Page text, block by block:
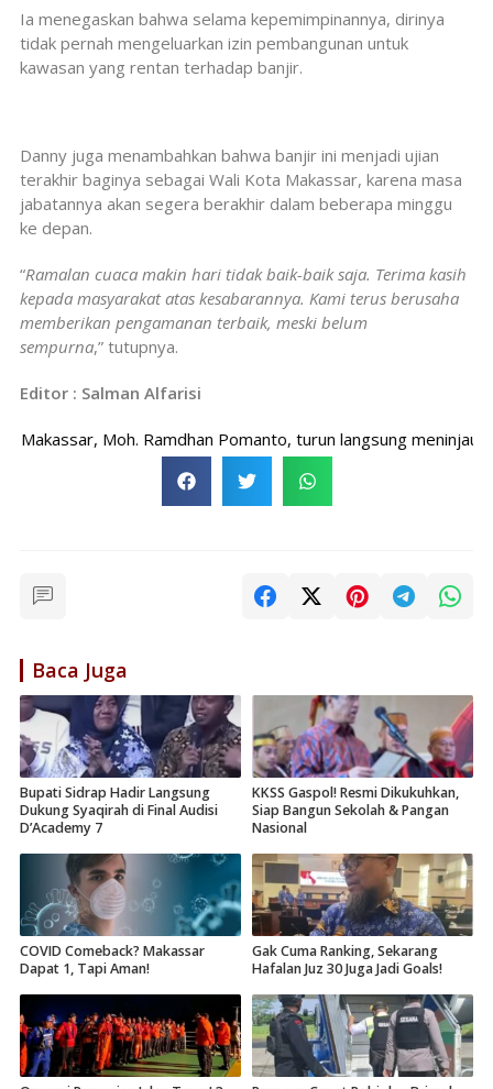
Ia menegaskan bahwa selama kepemimpinannya, dirinya
tidak pernah mengeluarkan izin pembangunan untuk
kawasan yang rentan terhadap banjir.
Danny juga menambahkan bahwa banjir ini menjadi ujian
terakhir baginya sebagai Wali Kota Makassar, karena masa
jabatannya akan segera berakhir dalam beberapa minggu
ke depan.
“Ramalan cuaca makin hari tidak baik-baik saja. Terima kasih
kepada masyarakat atas kesabarannya. Kami terus berusaha
memberikan pengamanan terbaik, meski belum
sempurna,” tutupnya.
Editor : Salman Alfarisi
Moh. Ramdhan Pomanto, turun langsung meninjau
Baca Juga
Bupati Sidrap Hadir Langsung
Dukung Syaqirah di Final Audisi
D’Academy 7
KKSS Gaspol! Resmi Dikukuhkan,
Siap Bangun Sekolah & Pangan
Nasional
COVID Comeback? Makassar
Dapat 1, Tapi Aman!
Gak Cuma Ranking, Sekarang
Hafalan Juz 30 Juga Jadi Goals!